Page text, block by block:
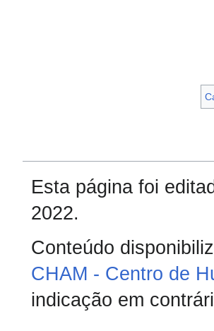
Esta página foi
2022.
Conteúdo
CHAM - Centro de
indicação em